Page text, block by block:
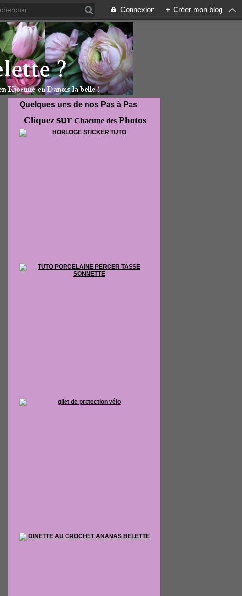
Connexion + Créer mon blog
Quelques uns de nos Pas à Pas
Cliquezsur Chacune des Photos